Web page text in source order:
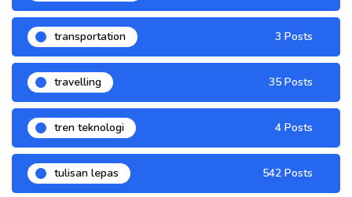
transportation 3 Posts
travelling 35 Posts
tren teknologi 4 Posts
tulisan lepas 542 Posts